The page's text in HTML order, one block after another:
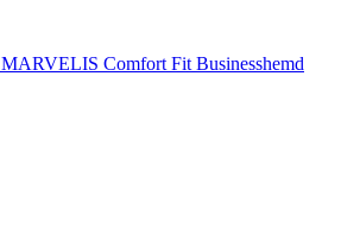
MARVELIS Comfort Fit Businesshemd